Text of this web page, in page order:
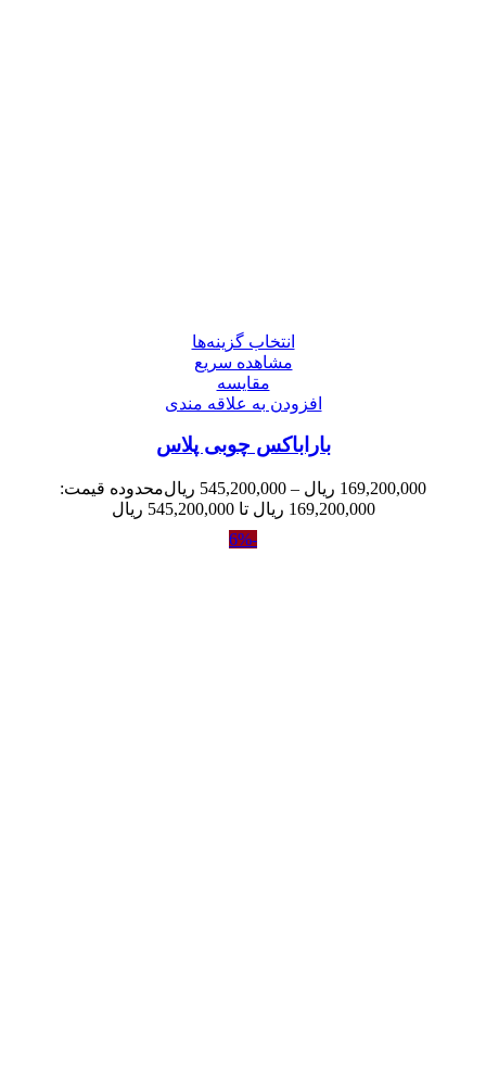
انتخاب گزینه‌ها
مشاهده سریع
مقایسه
افزودن به علاقه مندی
باراباکس چوبی پلاس
169,200,000 ریال –
545,200,000 ریالمحدوده قیمت:
169,200,000 ریال تا 545,200,000 ریال
-6%